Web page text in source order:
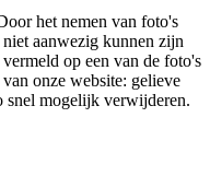
het nemen van foto's
aanwezig kunnen zijn
op een van de foto's
onze website: gelieve
snel mogelijk verwijderen.